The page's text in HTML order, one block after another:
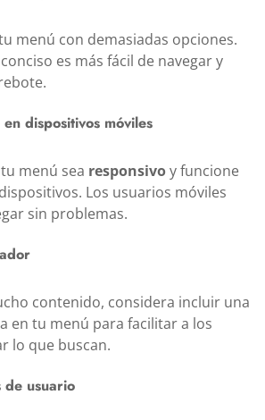
menú con demasiadas opciones.
es más fácil de navegar y
dispositivos móviles
menú sea responsivoy funcione
Los usuarios móviles
sin problemas.
contenido, considera incluir una
en tu menú para facilitar a los
lo que buscan.
de usuario